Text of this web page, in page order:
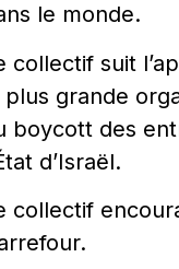
le monde.
collectif suit
plus grande
boycott des
d’Israël.
collectif